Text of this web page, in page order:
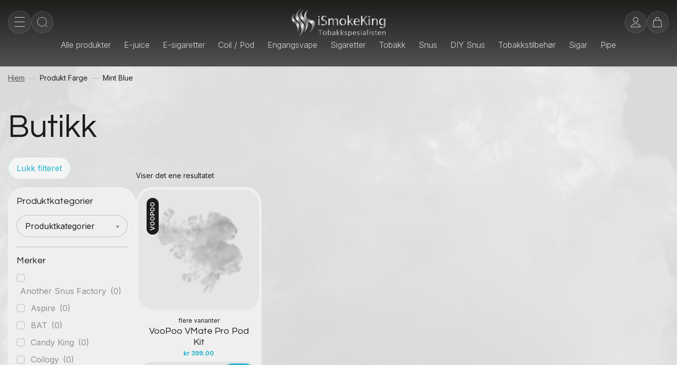
Alle produkter E-juice E-sigaretter Coil / Pod Engangsvape Sigaretter Tobakk Snus DIY Snus Tobakkstilbehør Sigar Pipe
Hjem Produkt Farge Mint Blue
Butikk
Lukk filteret
Produktkategorier
Produktkategorier
Merker
Another Snus Factory (0)
Aspire (0)
BAT (0)
Candy King (0)
Coilogy (0)
Viser det ene resultatet
VOOPOO
flere varianter
VooPoo VMate Pro Pod
Kit
kr 399.00
Kontakt oss